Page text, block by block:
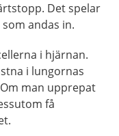
Det spelar
andas in.
i hjärnan.
i lungornas
man upprepat
få